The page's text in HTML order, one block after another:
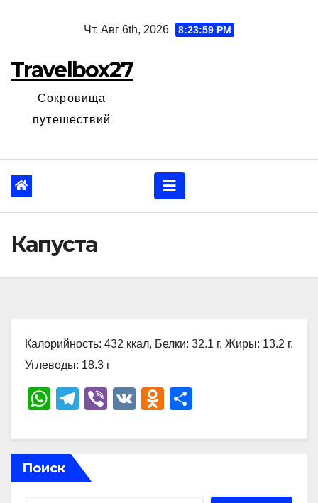
Чт. Авг 6th, 2026 8:24:00 PM
Travelbox27
Сокровища
путешествий
Капуста
Калорийность: 432 ккал, Белки: 32.1 г, Жиры: 13.2 г,
Углеводы: 18.3 г
W
at
s
A
T
e
gr
a
Vi
er
V
O
n
р
Поиск